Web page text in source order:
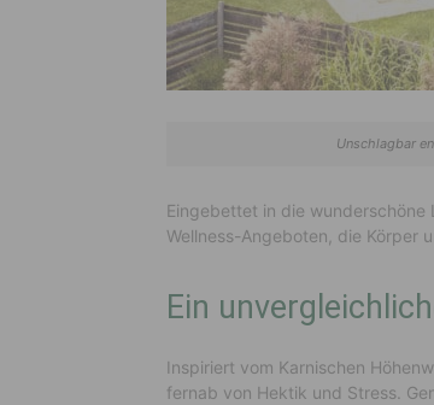
Unschlagbar
Eingebettet in die wunderschöne
Wellness-Angeboten, die Körper
Ein
Inspiriert vom Karnischen
fernab von Hektik und Stress.